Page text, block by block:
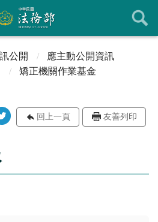
公開
應主動公開資訊
矯正機關作業基金
回上一頁 友善列印